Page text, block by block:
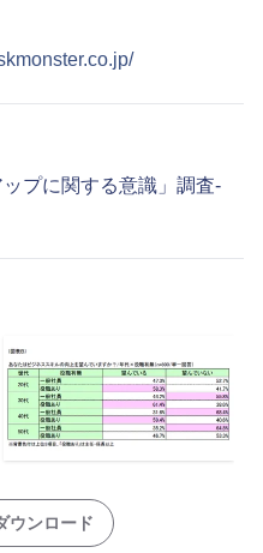
プに関する意識」調査-
ウンロード